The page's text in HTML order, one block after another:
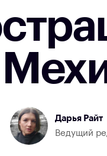
Дарья Райт
Ведущий